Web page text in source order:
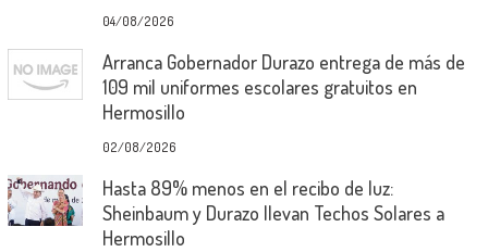
04/08/2026
Arranca Gobernador Durazo entrega de más de
109 mil uniformes escolares gratuitos en
Hermosillo
02/08/2026
Hasta 89% menos en el recibo de luz:
Sheinbaum y Durazo llevan Techos Solares a
Hermosillo